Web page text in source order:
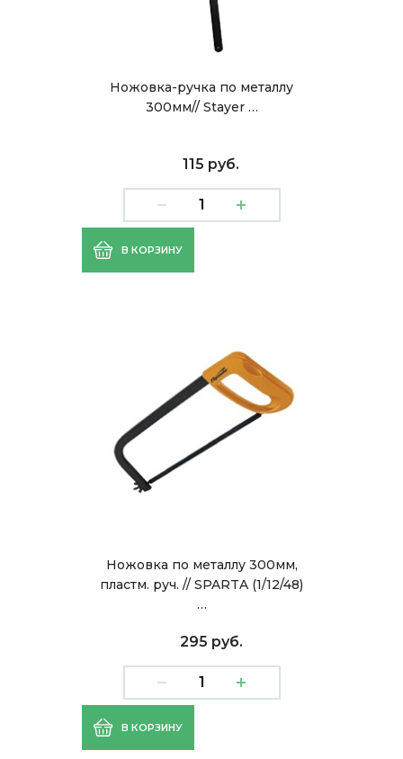
Ножовка-ручка по металлу
300мм// Stayer …
115 руб.
В КОРЗИНУ
Ножовка по металлу 300мм,
пластм. руч. // SPARTA (1/12/48)
…
295 руб.
В КОРЗИНУ